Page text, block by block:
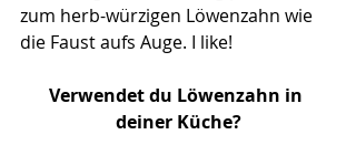
zum herb-würzigen Löwenzahn wie
die Faust aufs Auge. I like!
Verwendet du Löwenzahn in
deiner Küche?